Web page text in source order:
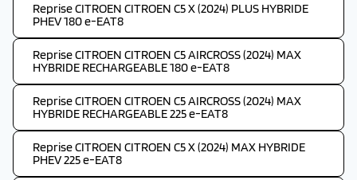
Reprise CITROEN CITROEN C5 X (2024) PLUS HYBRIDE
PHEV 180 e-EAT8
Reprise CITROEN CITROEN C5 AIRCROSS (2024) MAX
HYBRIDE RECHARGEABLE 180 e-EAT8
Reprise CITROEN CITROEN C5 AIRCROSS (2024) MAX
HYBRIDE RECHARGEABLE 225 e-EAT8
Reprise CITROEN CITROEN C5 X (2024) MAX HYBRIDE
PHEV 225 e-EAT8